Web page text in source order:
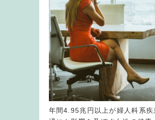
年間4.95兆円以上が婦人科系